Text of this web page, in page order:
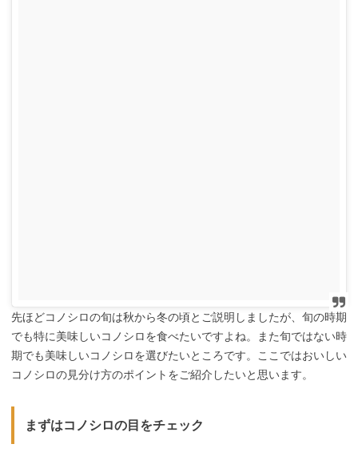
先ほどコノシロの旬は秋から冬の頃とご説明しましたが、旬の時期
でも特に美味しいコノシロを食べたいですよね。また旬ではない時
期でも美味しいコノシロを選びたいところです。ここではおいしい
コノシロの見分け方のポイントをご紹介したいと思います。
まずはコノシロの目をチェック